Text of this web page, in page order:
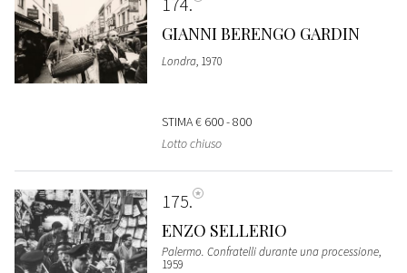
GIANNI BERENGO GARDIN
Londra, 1970
STIMA€ 600 - 800
Lotto chiuso
175
ENZO SELLERIO
Palermo. Confratelli durante una processione,
1959